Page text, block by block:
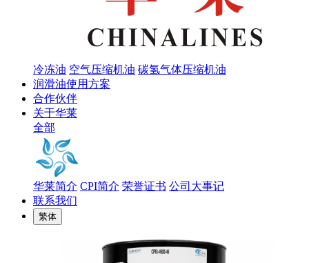
冷冻油 空气压缩机油 碳氢气体压缩机油
润滑油使用方案
合作伙伴
关于华莱
全部
华莱简介 CPI简介 荣誉证书 公司大事记
联系我们
繁体